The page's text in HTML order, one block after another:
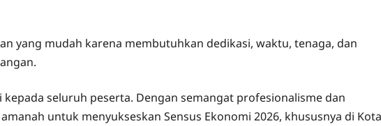
yang mudah karena membutuhkan dedikasi, waktu, tenaga, dan
kepada seluruh peserta. Dengan semangat profesionalisme dan
untuk menyukseskan Sensus Ekonomi 2026, khususnya di Kota